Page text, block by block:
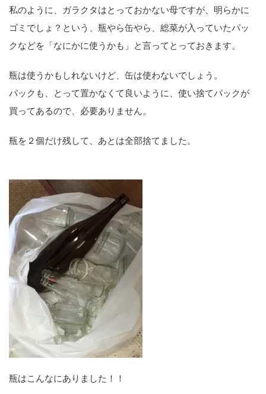
私のように、ガラクタはとっておかない母ですが、明らかに
ゴミでしょ？という、瓶やら缶やら、総菜が入っていたパッ
クなどを「なにかに使うかも」と言ってとっておきます。
瓶は使うかもしれないけど、缶は使わないでしょう。
パックも、とって置かなくて良いように、使い捨てパックが
買ってあるので、必要ありません。
瓶を２個だけ残して、あとは全部捨てました。
瓶はこんなにありました！！